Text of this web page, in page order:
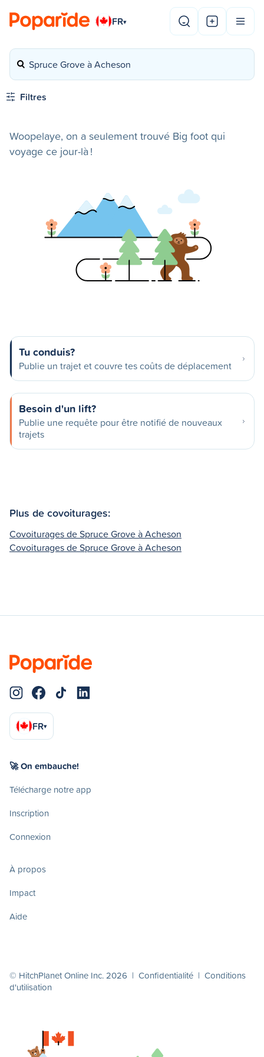
FR▾
Spruce Grove à Acheson
Filtres
Woopelaye, on a seulement trouvé Big foot qui
voyage ce jour-là !
Tu conduis?
Publie un trajet et couvre tes coûts de déplacement
Besoin d'un lift?
Publie une requête pour être notifié de nouveaux
trajets
Plus de covoiturages:
Covoiturages de Spruce Grove à Acheson
Covoiturages de Spruce Grove à Acheson
FR▾
🚀 On embauche!
Télécharge notre app
Inscription
Connexion
À propos
Impact
Aide
© HitchPlanet Online Inc. 2026 | Confidentialité | Conditions
d'utilisation